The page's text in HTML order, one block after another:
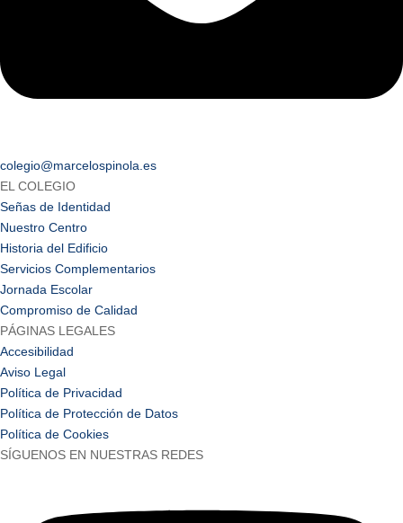
colegio@marcelospinola.es
EL COLEGIO
Señas de Identidad
Nuestro Centro
Historia del Edificio
Servicios Complementarios
Jornada Escolar
Compromiso de Calidad
PÁGINAS LEGALES
Accesibilidad
Aviso Legal
Política de Privacidad
Política de Protección de Datos
Política de Cookies
SÍGUENOS EN NUESTRAS REDES